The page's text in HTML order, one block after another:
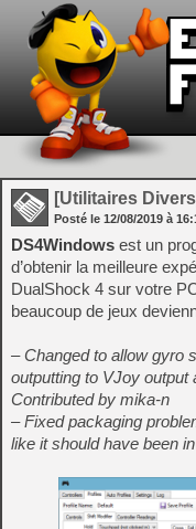
[Utilitaires
Posté le 12/08/2019 à
DS4Windows est un
d’obtenir la meilleure
DualShock 4 sur votre
beaucoup de jeux
– Changed to allow gyro
outputting to VJoy
Contributed by mika-n
– Fixed packaging
like it should have been